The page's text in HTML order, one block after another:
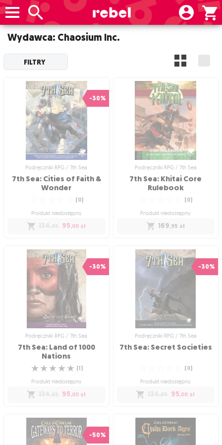
Wydawca: Chaosium Inc.
FILTRY
-30%
Podręczniki RPG / 7th Sea
7th Sea: Cities of Faith &
Wonder
(0)
Produkt niedostępny
95,00 zł
7th Sea: Cities of Faith &
Wonder
Zbuduj własne miasto w7th Sea!
☆
☆
☆
☆
☆ 0
Produkt niedostępny
134,95 95,00 zł
Podręczniki RPG / 7th Sea
7th Sea: Khitai Core
Rulebook
(0)
Produkt niedostępny
169,95 zł
7th Sea: Khitai Core
Rulebook
Orientalny świat Khitai czeka na Ciebie!
☆
☆
☆
Produkt niedostępny
169,95 zł
-30%
Podręczniki RPG / 7th Sea
7th Sea: Land of 1000
Nations
☆
☆
☆
☆
☆ (1)
Produkt niedostępny
95,00 zł
7th Sea: Land of 1000
Nations
-30%
Podręczniki RPG / 7th Sea
7th Sea: Secret Societies
(0)
Produkt niedostępny
95,00 zł
7th Sea: Secret Societies
-50%